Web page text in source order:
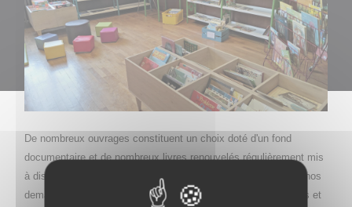
De nombreux ouvrages constituent un choix doté d'un fond
documentaire et de nombreux livres renouvelés régulièrement mis
à disposition par la bibliothèque de TOURNUS en fonction de nos
demandes. Ceci permet de répondre aux souhaits des lecteurs et